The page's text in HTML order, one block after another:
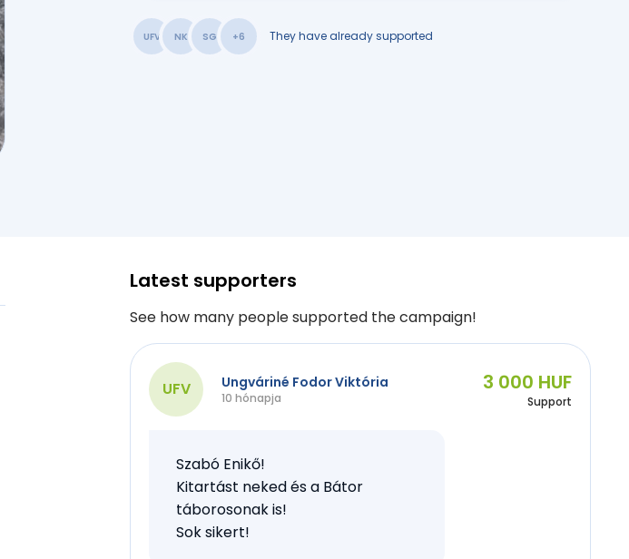
UFV NK SG +6 They have already supported
Latest supporters
See how many people supported the campaign!
UFV Ungváriné Fodor Viktória
10 hónapja
3 000 HUF
Support
Szabó Enikő!
Kitartást neked és a Bátor
táborosonak is!
Sok sikert!